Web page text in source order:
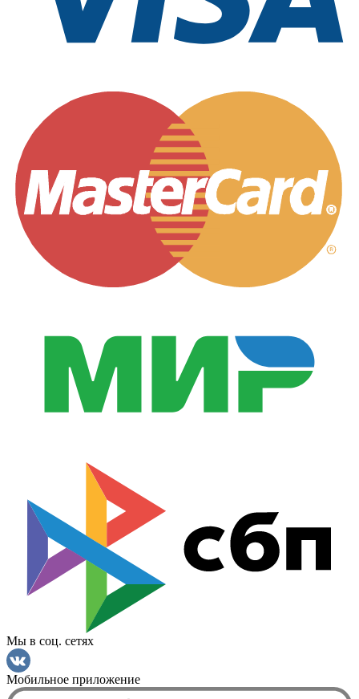
Мы в соц. сетях
Мобильное приложение